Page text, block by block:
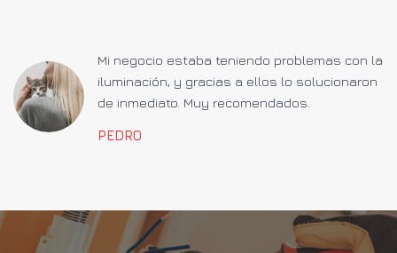
Mi negocio estaba teniendo problemas con la
iluminación, y gracias a ellos lo solucionaron
de inmediato. Muy recomendados.
PEDRO